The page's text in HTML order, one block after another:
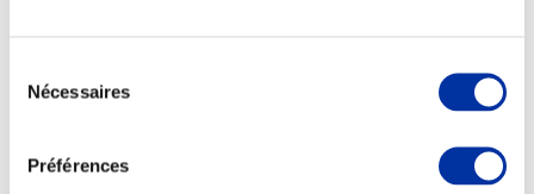
Nécessaires
Préférences